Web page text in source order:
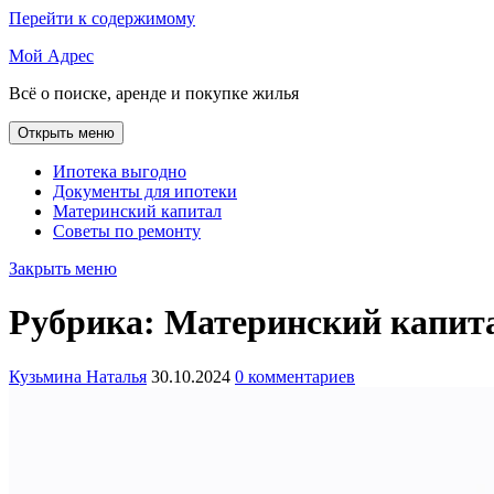
Перейти к содержимому
Мой Адрес
Всё о поиске, аренде и покупке жилья
Открыть меню
Ипотека выгодно
Документы для ипотеки
Материнский капитал
Советы по ремонту
Закрыть меню
Рубрика: Материнский
Кузьмина Наталья 30.10.2024 0 комментариев